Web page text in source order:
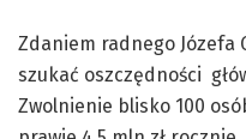
Zdaniem radnego Józefa
szukać oszczędności
Zwolnienie blisko 100